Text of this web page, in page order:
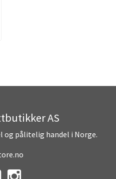
AS
pålitelig handel i Norge.